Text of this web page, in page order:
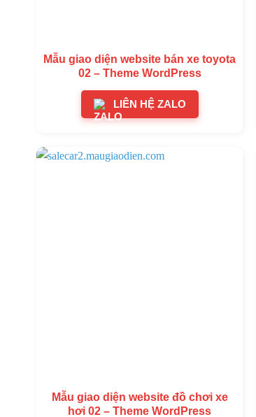
Mẫu giao diện website bán xe toyota
02 – Theme WordPress
LIÊN HỆ ZALO
Mẫu giao diện website đồ chơi xe
hơi 02 – Theme WordPress